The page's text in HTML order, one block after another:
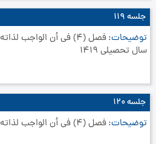
جلسه ۱۱۹
توضیحات
فصل (4) في أن الواجب
سال تحصیلی 1419
جلسه ۱۲۰
توضیحات فصل (4) في أن الواجب لذاته واجب من جميع جهاته‏